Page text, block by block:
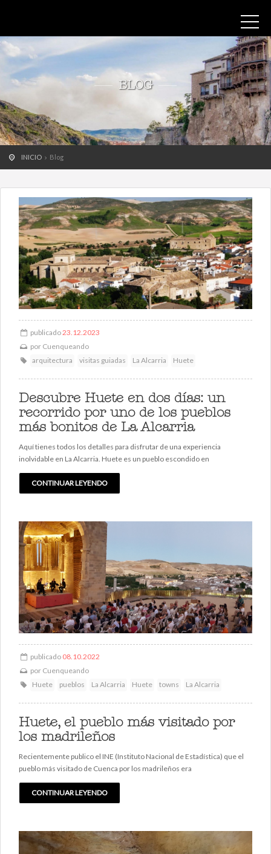
BLOG
INICIO Blog
publicado23.12.2023
por Cuenqueando
arquitectura
visitas guiadas La Alcarria Huete
Descubre Huete en dos días: un
recorrido por uno de los pueblos
más bonitos de La Alcarria
Aquí tienes todos los detalles para disfrutar de una experiencia
inolvidable en La Alcarria. Huete es un pueblo escondido en
CONTINUAR LEYENDO
publicado 08.10.2022
por Cuenqueando
Huete
pueblos La Alcarria Huete towns La Alcarria
Huete, el pueblo más visitado por
los madrileños
Recientemente publico el INE (Instituto Nacional de Estadística) que el
pueblo más visitado de Cuenca por los madrileños era
CONTINUAR LEYENDO